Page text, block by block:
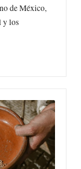
de México,
y los